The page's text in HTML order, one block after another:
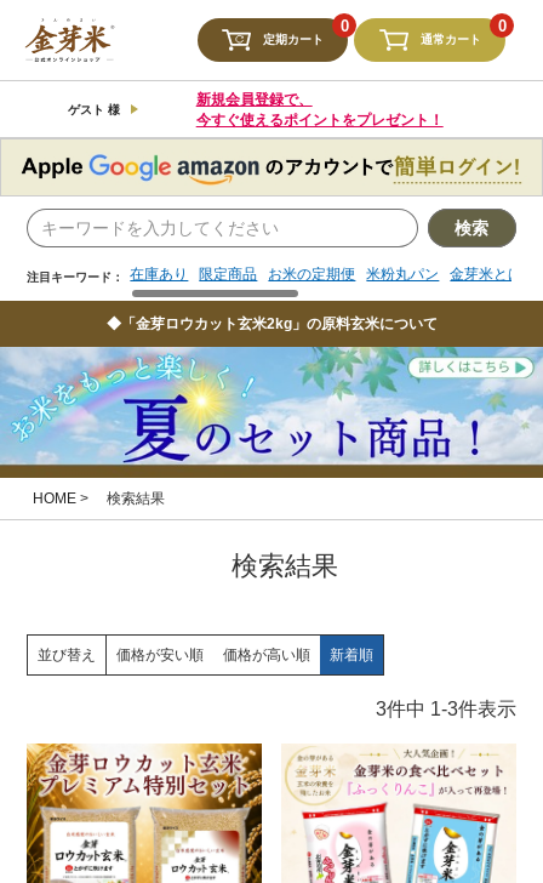
定期カート
0
通常カート
0
ゲスト 様
新規会員登録で、
今すぐ使えるポイントをプレゼント！
検索
注目キーワード： 在庫あり 限定商品 お米の定期便 米粉丸パン 金芽米とは
注目キーワード： 限定商品 お米の定期便 米粉丸パン 金芽米とは
◆「金芽ロウカット玄米2kg」の原料玄米について
HOME 検索結果
検索結果
並び替え 価格が安い順 価格が高い順 新着順
3件中 1-3件表示